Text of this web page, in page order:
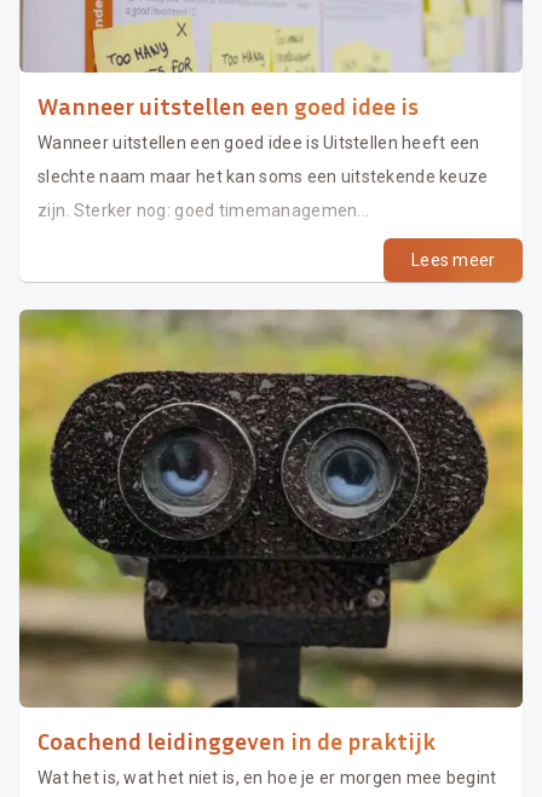
Wanneer uitstellen een goed idee is
Wanneer uitstellen een goed idee is Uitstellen heeft een
slechte naam maar het kan soms een uitstekende keuze
zijn. Sterker nog: goed timemanagemen...
Lees meer
Coachend leidinggeven in de praktijk
Wat het is, wat het niet is, en hoe je er morgen mee begint